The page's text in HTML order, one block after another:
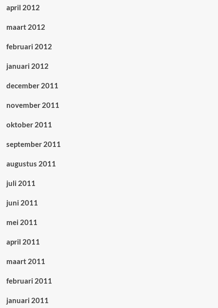
april 2012
maart 2012
februari 2012
januari 2012
december 2011
november 2011
oktober 2011
september 2011
augustus 2011
juli 2011
juni 2011
mei 2011
april 2011
maart 2011
februari 2011
januari 2011